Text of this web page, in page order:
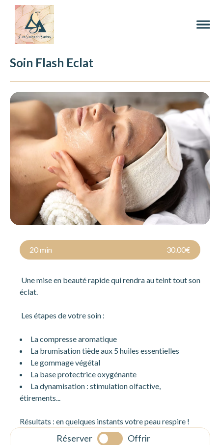
Soin Flash Eclat
Réserver Offrir
20 min 30.00€
Une mise en beauté rapide qui rendra au teint tout son
éclat.
Les étapes de votre soin :
La compresse aromatique
La brumisation tiède aux 5 huiles essentielles
Le gommage végétal
La base protectrice oxygénante
La dynamisation : stimulation olfactive,
étirements...
Résultats : en quelques instants votre peau respire !